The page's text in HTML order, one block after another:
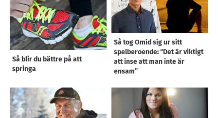
Så blir du bättre på att
springa
Så tog Omid sig ur sitt
spelberoende: “Det är viktigt
att inse att man inte är
ensam”